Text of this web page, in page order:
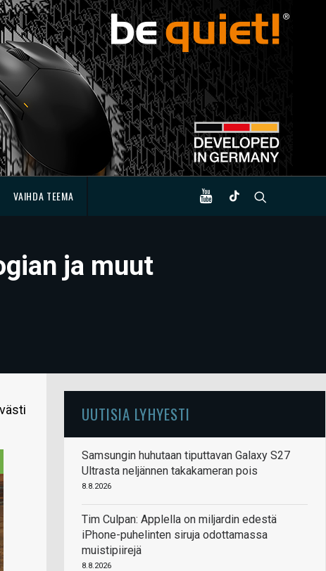
VAIHDA TEEMA
ja muut
UUTISIA LYHYESTI
Samsungin huhutaan tiputtavan Galaxy S27
Ultrasta neljännen takakameran pois
8.8.2026
Tim Culpan: Applella on miljardin edestä
iPhone-puhelinten siruja odottamassa
muistipiirejä
8.8.2026